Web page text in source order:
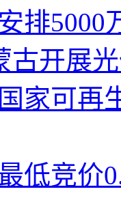
排5000
古开展
家可再
低竞价